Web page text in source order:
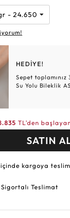
Elmas Bilezikler
Altın Tesbihler
Altın Hasır Setler
Violet
- 24.650 TL
HEDİYE!
Sepet
Su Yolu Bileklik
TL'den
kargoya teslim
Teslimat